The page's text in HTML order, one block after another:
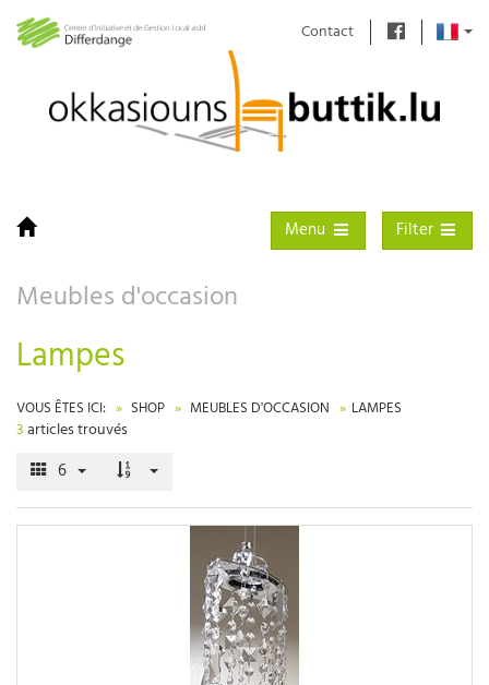
Contact
Toggle filter
Filter
Toggle navigation
Menu
Meubles d'occasion
Lampes
VOUS ÊTES ICI: SHOP MEUBLES D'OCCASION LAMPES
3articles trouvés
6